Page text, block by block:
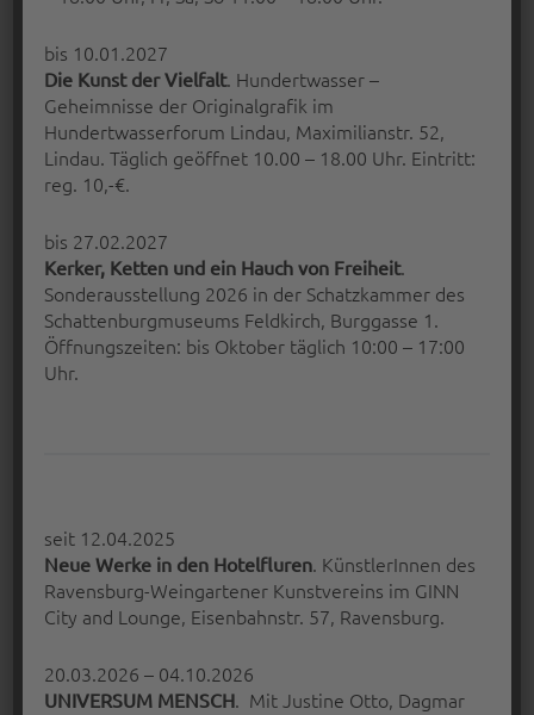
Wenige…
Continue reading
“VG Bild-Kunst”
…
Posted on:
21 Jan. 2016
SEHENSWERT: AUSSTELLUNG IN
DER KSK RAVENSBURG – SR. M.
Gestern wurde in der Kreissparkasse
bis 10.01.2027
Die Kunst der Vielfalt. Hundertwasser –
Geheimnisse der Originalgrafik im
Hundertwasserforum Lindau, Maximilianstr. 52,
Lindau. Täglich geöffnet 10.00 – 18.00 Uhr. Eintritt:
reg. 10,-€.
bis 27.02.2027
Kerker, Ketten und ein Hauch von Freiheit.
Sonderausstellung 2026 in der Schatzkammer des
Schattenburgmuseums Feldkirch, Burggasse 1.
Öffnungszeiten: bis Oktober täglich 10:00 – 17:00
Uhr.
seit 12.04.2025
Neue Werke in den Hotelfluren. KünstlerInnen des
Ravensburg-Weingartener Kunstvereins im GINN
City and Lounge, Eisenbahnstr. 57, Ravensburg.
20.03.2026 – 04.10.2026
UNIVERSUM MENSCH. Mit Justine Otto, Dagmar